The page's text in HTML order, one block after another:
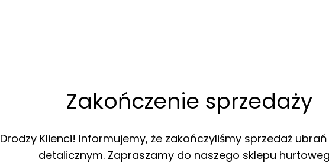
Zakończenie sprzedaży
Drodzy Klienci! Informujemy, że zakończyliśmy sprzedaż
detalicznym. Zapraszamy do naszego sklepu